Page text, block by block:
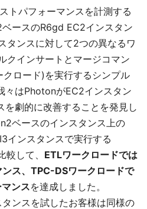
トパフォーマンスを計測する
ースのR6gd EC2インスタン
タンスに対して2つの異なるワ
クインサートとマージコマン
クロード)を実行するシンプル
々はPhotonがEC2インスタン
を劇的に改善することを発見し
ベースのインスタンス上の
インスタンスで実行する
して、 ETLワークロードでは
ス、TPC-DSワークロードで
ンスを達成しました。
ンスを試したお客様は同様の